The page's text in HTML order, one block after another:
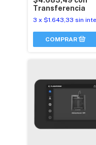
Transferencia
3 x $1.643,33 sin